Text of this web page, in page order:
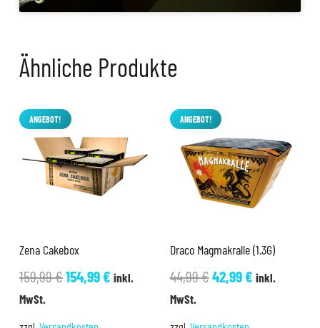
Ähnliche Produkte
ANGEBOT!
Zena Cakebox
159,99€Ursprünglicher
154,99€Aktueller
inkl.
MwSt.
ANGEBOT!
Draco Magmakralle (1.3G)
44,99€Ursprünglicher
42,99€Aktueller
inkl.
MwSt.